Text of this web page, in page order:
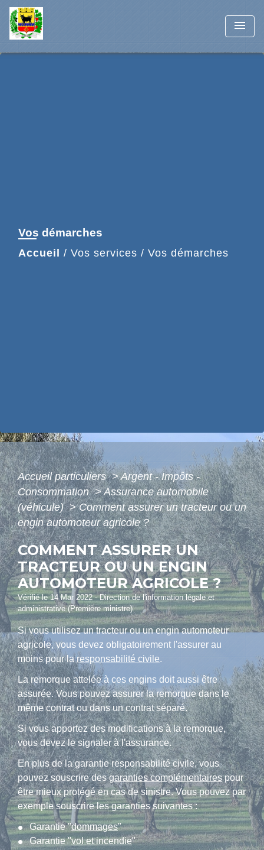
menu
Vos démarches
Accueil / Vos services / Vos démarches
Accueil particuliers> Argent - Impôts -
Consommation> Assurance automobile
(véhicule)> Comment assurer un tracteur ou un
engin automoteur agricole ?
COMMENT ASSURER UN
TRACTEUR OU UN ENGIN
AUTOMOTEUR AGRICOLE ?
Vérifié le 14 Mar 2022 - Direction de l'information légale et
administrative (Première ministre)
Si vous utilisez un tracteur ou un engin automoteur
agricole, vous devez obligatoirement l'assurer au
moins pour laresponsabilité civile.
La remorque attelée à ces engins doit aussi être
assurée. Vous pouvez assurer la remorque dans le
même contrat ou dans un contrat séparé.
Si vous apportez des modifications à la remorque,
vous devez le signaler à l'assurance.
En plus de la garantie responsabilité civile, vous
pouvez souscrire desgaranties complémentairespour
être mieux protégé en cas de sinistre. Vous pouvez par
exemple souscrire les garanties suivantes :
Garantie "dommages"
Garantie "vol et incendie"